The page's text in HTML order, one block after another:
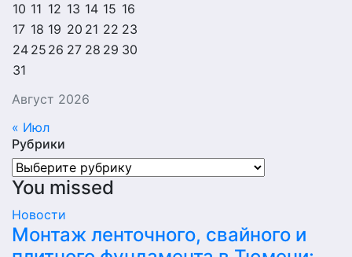
Август 2026
10 11 12 13 14 15 16
17 18 19 20 21 22 23
24 25 26 27 28 29 30
31
« Июл
Рубрики
Рубрики
You missed
Новости
Монтаж ленточного, свайного и